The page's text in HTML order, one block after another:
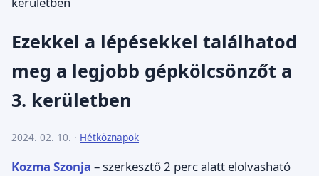
Ezekkel a lépésekkel találhatod
meg a legjobb gépkölcsönzőt a
3. kerületben
2024. 02. 10. · Hétköznapok
Kozma Szonja – szerkesztő2 perc alatt elolvasható